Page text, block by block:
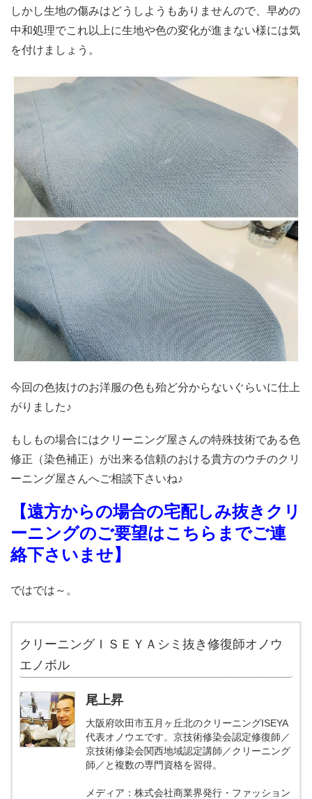
しかし生地の傷みはどうしようもありませんので、早めの
中和処理でこれ以上に生地や色の変化が進まない様には気
を付けましょう。
今回の色抜けのお洋服の色も殆ど分からないぐらいに仕上
がりました♪
もしもの場合にはクリーニング屋さんの特殊技術である色
修正（染色補正）が出来る信頼のおける貴方のウチのクリ
ーニング屋さんへご相談下さいね♪
【遠方からの場合の宅配しみ抜きクリ
ーニングのご要望はこちらまでご連
絡下さいませ】
ではでは～。
クリーニングＩＳＥＹＡシミ抜き修復師オノウ
エノボル
尾上昇
大阪府吹田市五月ヶ丘北のクリーニングISEYA
代表オノウエです。京技術修染会認定修復師／
京技術修染会関西地域認定講師／クリーニング
師／と複数の専門資格を習得。
メディア：株式会社商業界発行・ファッション